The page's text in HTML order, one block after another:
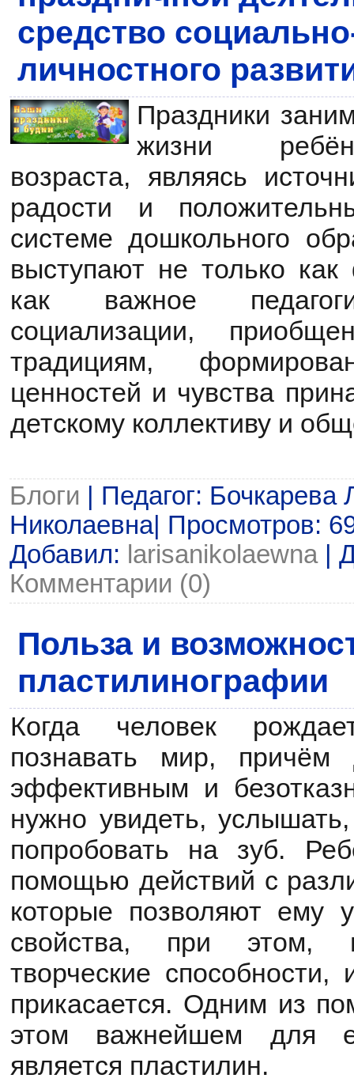
средство
личностного
Праздники
жизни
возраста, являясь
радости и
системе дошкольного
выступают не только
как важное
социализации,
традициям,
ценностей и чувства
детскому коллективу и
Блоги | Педагог: Бочкарева
Николаевна| Просмотров:
Добавил: larisanikolaewna|
Комментарии (0)
Польза и
пластилинографии
Когда человек
познавать мир,
эффективным и
нужно увидеть,
попробовать на зуб.
помощью действий с
которые позволяют ему
свойства, при этом,
творческие
прикасается. Одним из
этом важнейшем для
является пластилин.